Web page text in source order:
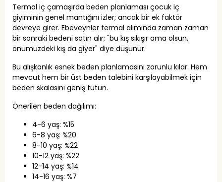
Termal iç çamaşırda beden planlaması çocuk iç
giyiminin genel mantığını izler; ancak bir ek faktör
devreye girer. Ebeveynler termal alımında zaman zaman
bir sonraki bedeni satın alır; "bu kış sıkışır ama olsun,
önümüzdeki kış da giyer" diye düşünür.
Bu alışkanlık esnek beden planlamasını zorunlu kılar. Hem
mevcut hem bir üst beden talebini karşılayabilmek için
beden skalasını geniş tutun.
Önerilen beden dağılımı:
4-6 yaş: %15
6-8 yaş: %20
8-10 yaş: %22
10-12 yaş: %22
12-14 yaş: %14
14-16 yaş: %7